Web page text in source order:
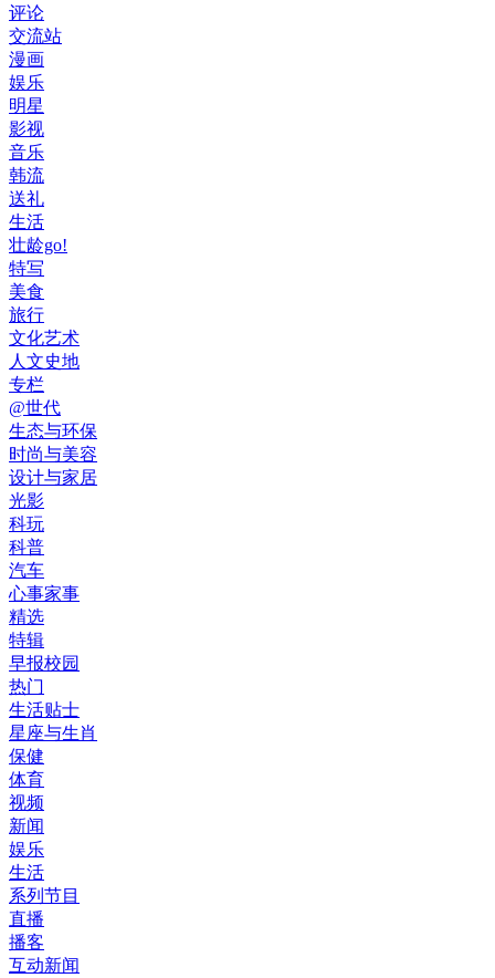
评论
交流站
漫画
娱乐
明星
影视
音乐
韩流
送礼
生活
壮龄go!
特写
美食
旅行
文化艺术
人文史地
专栏
@世代
生态与环保
时尚与美容
设计与家居
光影
科玩
科普
汽车
心事家事
精选
特辑
早报校园
热门
生活贴士
星座与生肖
保健
体育
视频
新闻
娱乐
生活
系列节目
直播
播客
互动新闻